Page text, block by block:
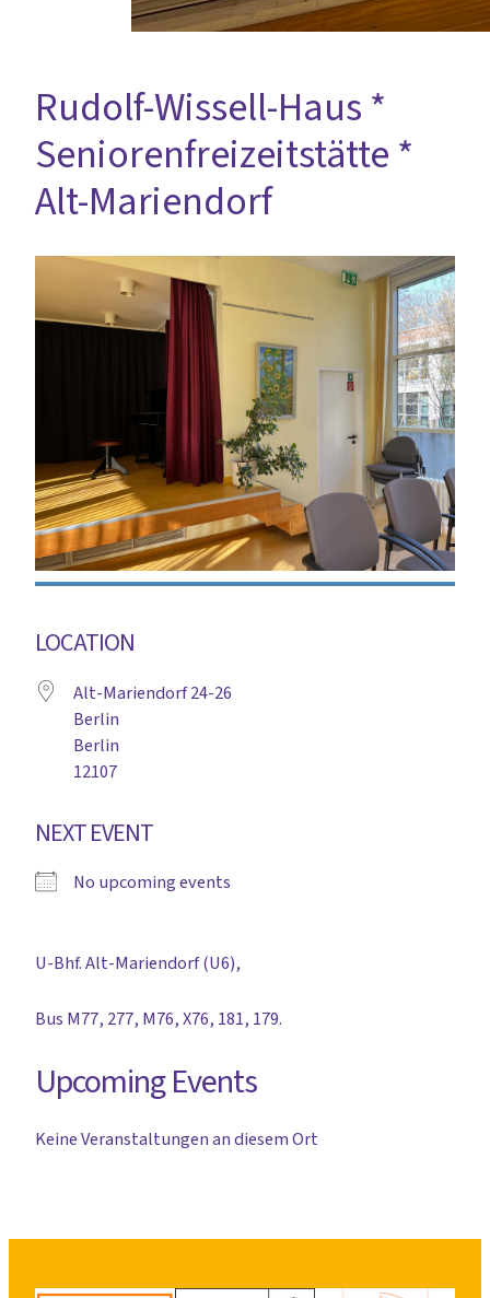
Rudolf-Wissell-Haus *
Seniorenfreizeitstätte *
Alt-Mariendorf
LOCATION
Alt-Mariendorf 24-26
Berlin
Berlin
12107
NEXT EVENT
No upcoming events
U-Bhf. Alt-Mariendorf (U6),
Bus M77, 277, M76, X76, 181, 179.
Upcoming Events
Keine Veranstaltungen an diesem Ort